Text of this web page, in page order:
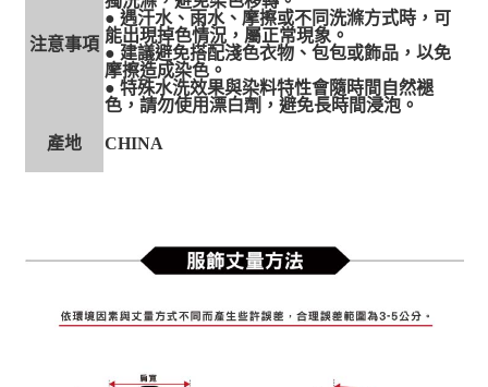
注意事項
● 遇汗水、雨水、摩擦或不同洗滌方式時，可
能出現掉色情況，屬正常現象。
● 建議避免搭配淺色衣物、包包或飾品，以免
摩擦造成染色。
● 特殊水洗效果與染料特性會隨時間自然褪
色，請勿使用漂白劑，避免長時間浸泡。
產地 CHINA